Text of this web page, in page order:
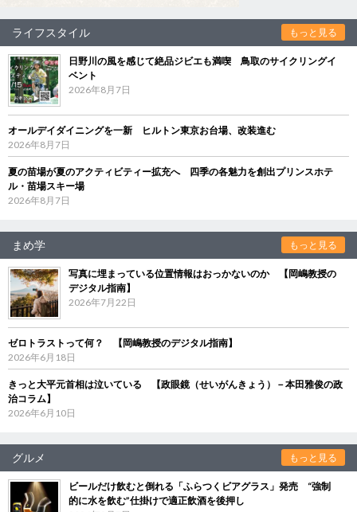
ライフスタイル もっと見る
日野川の風を感じて絶品ジビエも満喫 鳥取のサイクリングイ
ベント
2026年8月7日
オールデイダイニングを一新 ヒルトン東京お台場、改装進む
2026年8月7日
夏の苗場が夏のアクティビティー拡充へ 四季の各魅力を創出プリンスホテ
ル・苗場スキー場
2026年8月7日
まめ学 もっと見る
写真に埋まっている位置情報はおっかないのか 【岡嶋教授の
デジタル指南】
2026年7月22日
ゼロトラストって何？ 【岡嶋教授のデジタル指南】
2026年6月18日
きっと大平元首相は泣いている 【政眼鏡（せいがんきょう）－本田雅俊の政
治コラム】
2026年6月10日
グルメ もっと見る
ビールだけ飲むと倒れる「ふらつくビアグラス」発売 “強制
的に水を飲む”仕掛けで適正飲酒を後押し